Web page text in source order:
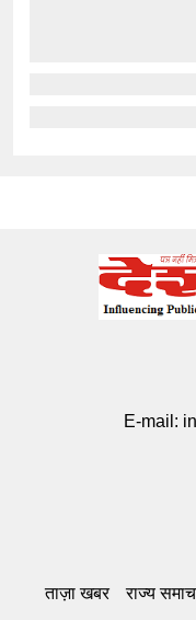
E-mail:
ताज़ा खबर राज्य